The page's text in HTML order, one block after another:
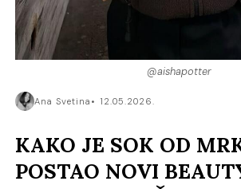
@aishapotter
Ana Svetina 12.05.2026.
KAKO JE SOK OD
POSTAO NOVI